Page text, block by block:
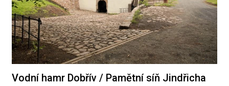
Vodní hamr Dobřív / Pamětní síň Jindřicha